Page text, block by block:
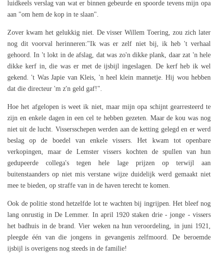
luidkeels verslag van wat er binnen gebeurde en spoorde tevens mijn opa
aan "om hem de kop in te slaan".
Zover kwam het gelukkig niet. De visser Willem Toering, zou zich later
nog dit voorval herinneren:"Ik was er zelf niet bij, ik heb 't verhaal
gehoord. In 't lokt in de afslag, dat was zo'n dikke plank, daar zat 'n hele
dikke kerf in, die was er met de ijsbijl ingeslagen. De kerf heb ik wel
gekend. 't Was Japie van Kleis, 'n heel klein mannetje. Hij wou hebben
dat die directeur 'm z'n geld gaf!".
Hoe het afgelopen is weet ik niet, maar mijn opa schijnt gearresteerd te
zijn en enkele dagen in een cel te hebben gezeten. Maar de kou was nog
niet uit de lucht. Vissersschepen werden aan de ketting gelegd en er werd
beslag op de boedel van enkele vissers. Het kwam tot openbare
verkopingen, maar de Lemster vissers kochten de spullen van hun
gedupeerde collega's tegen hele lage prijzen op terwijl aan
buitenstaanders op niet mis verstane wijze duidelijk werd gemaakt niet
mee te bieden, op straffe van in de haven terecht te komen.
Ook de politie stond hetzelfde lot te wachten bij ingrijpen. Het bleef nog
lang onrustig in De Lemmer. In april 1920 staken drie - jonge - vissers
het badhuis in de brand. Vier weken na hun veroordeling, in juni 1921,
pleegde één van die jongens in gevangenis zelfmoord. De beroemde
ijsbijl is overigens nog steeds in de familie!